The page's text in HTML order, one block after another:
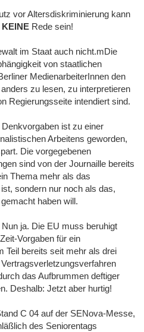
vor Altersdiskriminierung kann
KEINE Rede sein!
im Staat auch nicht.mDie
von staatlichen
MedienarbeiterInnen den
zu lesen, zu interpretieren
Regierungsseite intendiert sind.
ist zu einer
Arbeitens geworden,
Die vorgegebenen
sind von der Journaille bereits
Thema mehr als das
sondern nur noch als das,
haben will.
ja. Die EU muss beruhigt
Vorgaben für ein
Teil bereits seit mehr als drei
das Aufbrummen deftiger
Deshalb: Jetzt aber hurtig!
C 04 auf der SENova-Messe,
des Seniorentags